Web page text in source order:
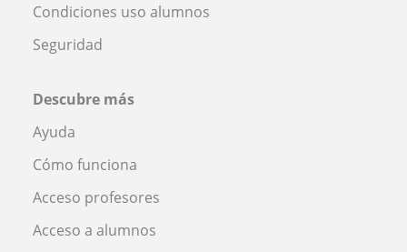
Condiciones uso alumnos
Seguridad
Descubre más
Ayuda
Cómo funciona
Acceso profesores
Acceso a alumnos